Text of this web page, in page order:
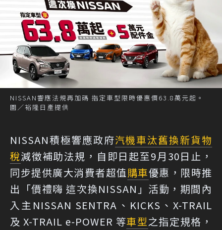
NISSAN響應法規再加碼 指定車型限時優惠價63.8萬元起。
圖／裕隆日產提供
NISSAN積極響應政府汽機車汰舊換新貨物
稅減徵補助法規，自即日起至9月30日止，
同步提供廣大消費者超值購車優惠，限時推
出「價禮嗨 這次換NISSAN」活動，期間內
入主NISSAN SENTRA、KICKS、X-TRAIL
及 X-TRAIL e-POWER 等車型之指定規格，